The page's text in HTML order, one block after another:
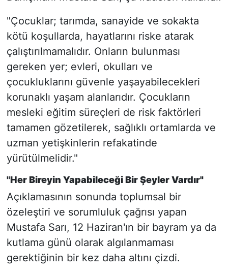
"Çocuklar; tarımda, sanayide ve sokakta
kötü koşullarda, hayatlarını riske atarak
çalıştırılmamalıdır. Onların bulunması
gereken yer; evleri, okulları ve
çocukluklarını güvenle yaşayabilecekleri
korunaklı yaşam alanlarıdır. Çocukların
mesleki eğitim süreçleri de risk faktörleri
tamamen gözetilerek, sağlıklı ortamlarda ve
uzman yetişkinlerin refakatinde
yürütülmelidir."
"Her Bireyin Yapabileceği Bir Şeyler Vardır"
Açıklamasının sonunda toplumsal bir
özeleştiri ve sorumluluk çağrısı yapan
Mustafa Sarı, 12 Haziran'ın bir bayram ya da
kutlama günü olarak algılanmaması
gerektiğinin bir kez daha altını çizdi.